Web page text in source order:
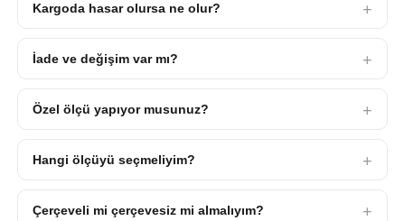
Kargoda hasar olursa ne olur?
İade ve değişim var mı?
Özel ölçü yapıyor musunuz?
Hangi ölçüyü seçmeliyim?
Çerçeveli mi çerçevesiz mi almalıyım?